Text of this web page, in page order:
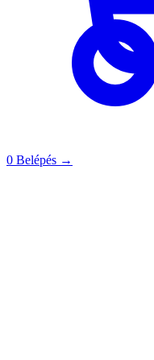
0 Belépés →